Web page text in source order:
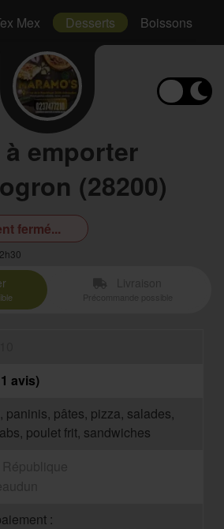
Mex Desserts Boissons
emporter
(28200)
fermé...
avis)
paninis, pâtes, pizza, salades,
poulet frit, sandwiches
: